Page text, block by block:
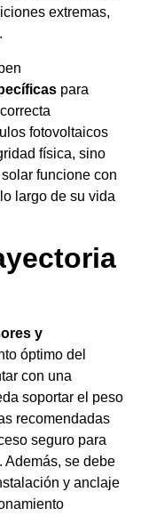
extremas,
para
fotovoltaicos
física, sino
funcione con
largo de su vida
y
óptimo del
con una
soportar el peso
recomendadas
seguro para
. Además, se debe
y anclaje